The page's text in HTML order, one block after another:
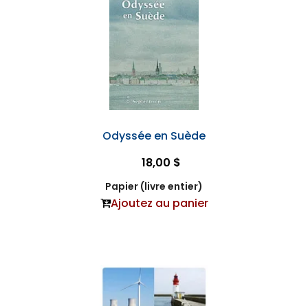
Odyssée en Suède
18,00 $
Papier (livre entier)
Ajoutez au panier